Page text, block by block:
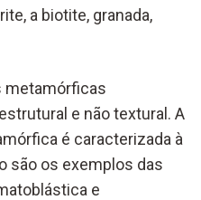
a biotite, granada,
metamórficas
e não textural. A
é caracterizada à
são os exemplos das
e